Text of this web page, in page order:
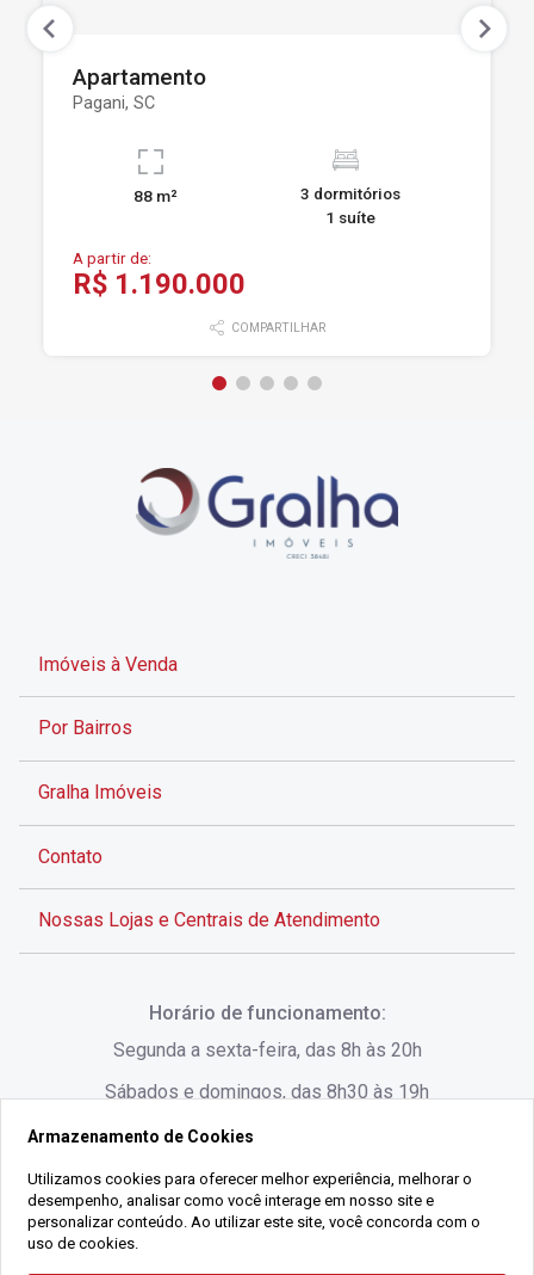
Apartamento
Pagani, SC
88 m²
3 dormitórios
1 suíte
A partir de:
R$ 1.190.000
COMPARTILHAR
Imóveis à Venda
Por Bairros
Gralha Imóveis
Contato
Nossas Lojas e Centrais de Atendimento
Rua Lauro Linhares, 1080 - Trindade, Florianópolis -
SC
(48) 3220-1045
Horário de funcionamento:
Segunda a sexta-feira, das 8h às 20h
Sábados e domingos, das 8h30 às 19h
Armazenamento de Cookies
Utilizamos cookies para oferecer melhor experiência, melhorar o
desempenho, analisar como você interage em nosso site e
personalizar conteúdo. Ao utilizar este site, você concorda com o
uso de cookies.